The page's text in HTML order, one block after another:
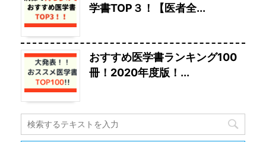
学書TOP３！【医者全...
おすすめ医学書ランキング100
冊！2020年度版！...